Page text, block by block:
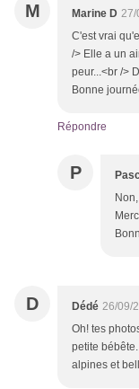
M Marine D 27/
C'est vrai
/> Elle a un
peur...<br />
Bonne
Répondre
P
D Dédé 26/09/
Oh! tes
petite
alpines et